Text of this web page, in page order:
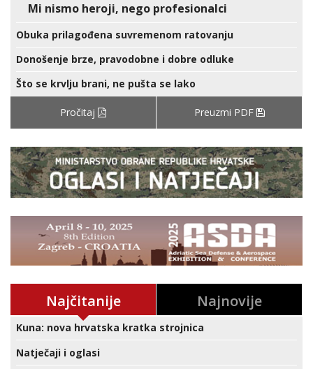
Mi nismo heroji, nego profesionalci
Obuka prilagođena suvremenom ratovanju
Donošenje brze, pravodobne i dobre odluke
Što se krvlju brani, ne pušta se lako
Pročitaj Preuzmi PDF
Najčitanije Najnovije
Kuna: nova hrvatska kratka strojnica
Natječaji i oglasi